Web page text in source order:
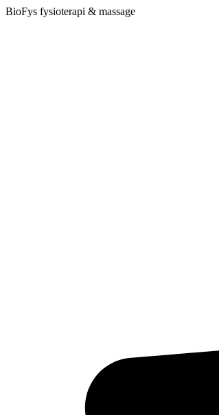
BioFys fysioterapi & massage